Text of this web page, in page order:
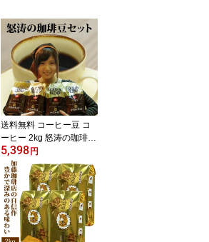
送料無料 コーヒー豆 コ
ーヒー 2kg 怒涛の珈琲
豆 粉 (G500×4) 加藤珈
琲/グルメコーヒー豆専門
加藤珈琲店 スペシャル
ティ
5,398 円